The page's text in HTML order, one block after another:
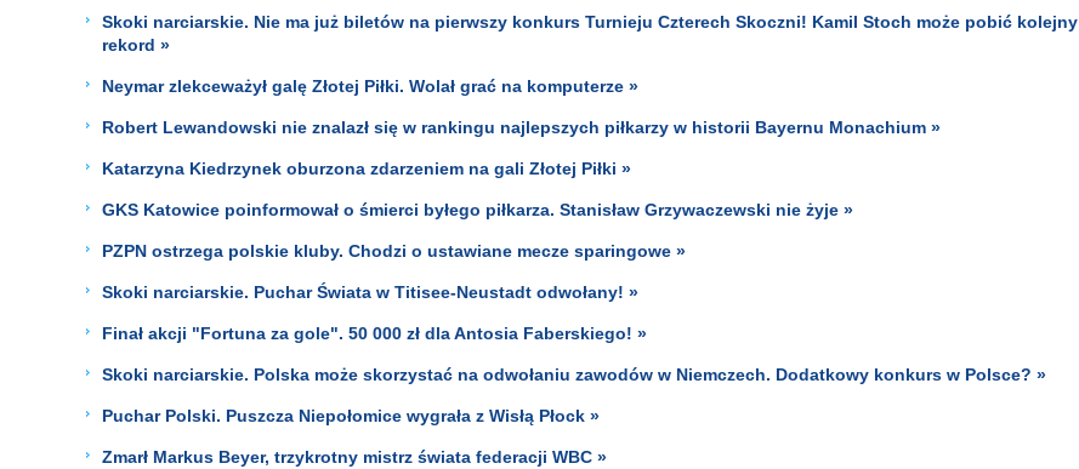
Skoki narciarskie. Nie ma już biletów na pierwszy konkurs Turnieju Czterech Skoczni! Kamil Stoch może pobić kolejny
rekord »
Neymar zlekceważył galę Złotej Piłki. Wolał grać na komputerze »
Robert Lewandowski nie znalazł się w rankingu najlepszych piłkarzy w historii Bayernu Monachium »
Katarzyna Kiedrzynek oburzona zdarzeniem na gali Złotej Piłki »
GKS Katowice poinformował o śmierci byłego piłkarza. Stanisław Grzywaczewski nie żyje »
PZPN ostrzega polskie kluby. Chodzi o ustawiane mecze sparingowe »
Skoki narciarskie. Puchar Świata w Titisee-Neustadt odwołany! »
Finał akcji "Fortuna za gole". 50 000 zł dla Antosia Faberskiego! »
Skoki narciarskie. Polska może skorzystać na odwołaniu zawodów w Niemczech. Dodatkowy konkurs w Polsce? »
Puchar Polski. Puszcza Niepołomice wygrała z Wisłą Płock »
Zmarł Markus Beyer, trzykrotny mistrz świata federacji WBC »